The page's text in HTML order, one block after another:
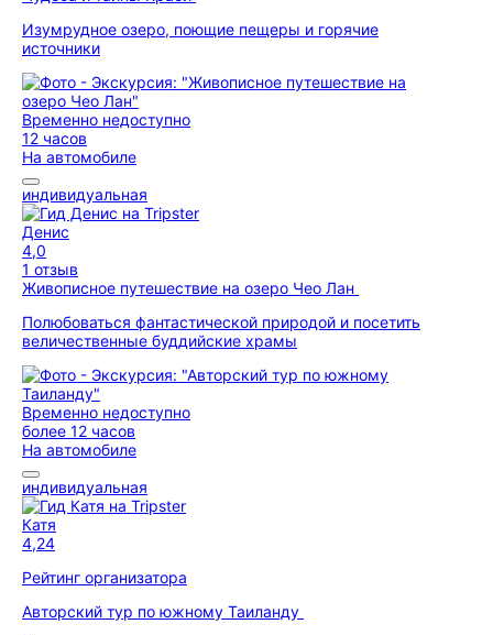
Изумрудное озеро, поющие пещеры и горячие
источники
Временно недоступно
12 часов
На автомобиле
индивидуальная
Денис
4,0
1 отзыв
Живописное путешествие на озеро Чео Лан
Полюбоваться фантастической природой и посетить
величественные буддийские храмы
Временно недоступно
более 12 часов
На автомобиле
индивидуальная
Катя
4,24
Рейтинг организатора
Авторский тур по южному Таиланду